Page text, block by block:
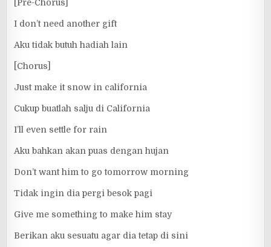
[Pre-Chorus]
I don’t need another gift
Aku tidak butuh hadiah lain
[Chorus]
Just make it snow in california
Cukup buatlah salju di California
I’ll even settle for rain
Aku bahkan akan puas dengan hujan
Don’t want him to go tomorrow morning
Tidak ingin dia pergi besok pagi
Give me something to make him stay
Berikan aku sesuatu agar dia tetap di sini